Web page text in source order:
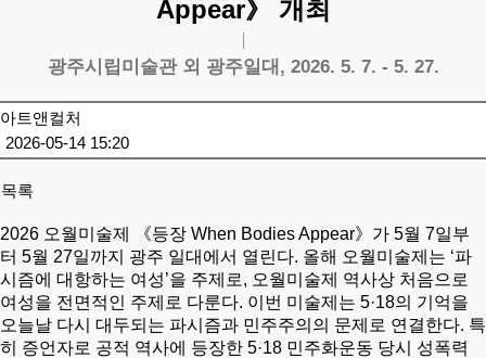
Appear》 개최
광주시립미술관 외 광주일대, 2026. 5. 7. - 5. 27.
아트앤컬처
2026-05-14 15:20
목록
2026 오월미술제 《등장 When Bodies Appear》가 5월 7일부
터 5월 27일까지 광주 일대에서 열린다. 올해 오월미술제는 ‘파
시즘에 대항하는 여성’을 주제로, 오월미술제 역사상 처음으로
여성을 전면적인 주제로 다룬다. 이번 미술제는 5·18의 기억을
오늘날 다시 대두되는 파시즘과 민주주의의 문제로 연결한다. 특
히 증언자로 공적 역사에 등장한 5·18 민주화운동 당시 성폭력